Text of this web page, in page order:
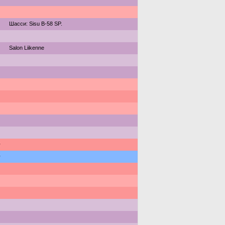
Шасси: Sisu B-58 SP.
Salon Liikenne